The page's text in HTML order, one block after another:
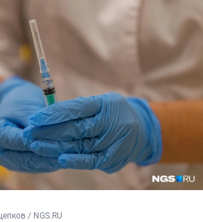
/ NGS.RU